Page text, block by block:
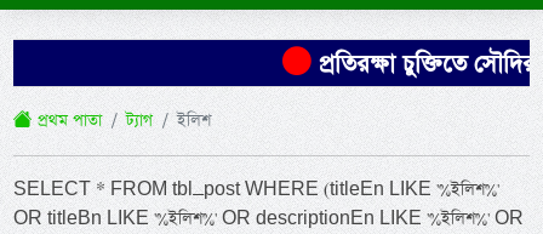
প্রতিরক্ষা চুক্তিতে সৌদির
প্রথম পাতা ট্যাগ ইলিশ
SELECT * FROM tbl_post WHERE (titleEn LIKE '%ইলিশ%'
OR titleBn LIKE '%ইলিশ%' OR descriptionEn LIKE '%ইলিশ%' OR